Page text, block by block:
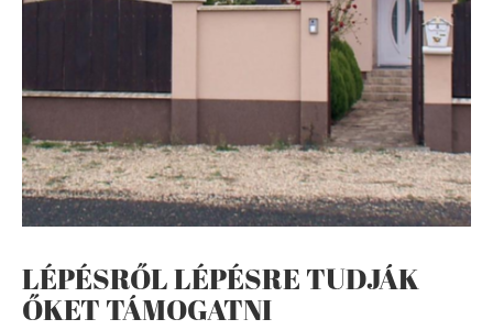
LÉPÉSRŐL LÉPÉSRE TUDJÁK
ŐKET TÁMOGATNI